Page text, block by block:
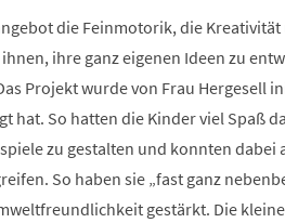
die Feinmotorik, die
ihre ganz eigenen Ideen zu
Projekt wurde von Frau Hergesell
hat. So hatten die Kinder viel Spaß
zu gestalten und konnten dabei
So haben sie „fast ganz
gestärkt. Die